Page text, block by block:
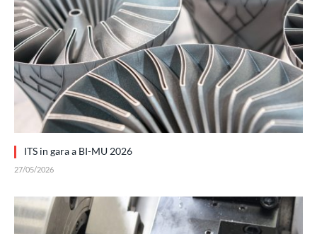
ITS in gara a BI-MU 2026
27/05/2026